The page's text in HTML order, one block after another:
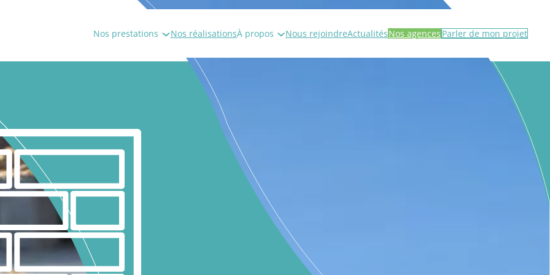
Nos prestations Nos réalisationsÀ propos Nous rejoindreActualitésNos agences Parler de mon projet